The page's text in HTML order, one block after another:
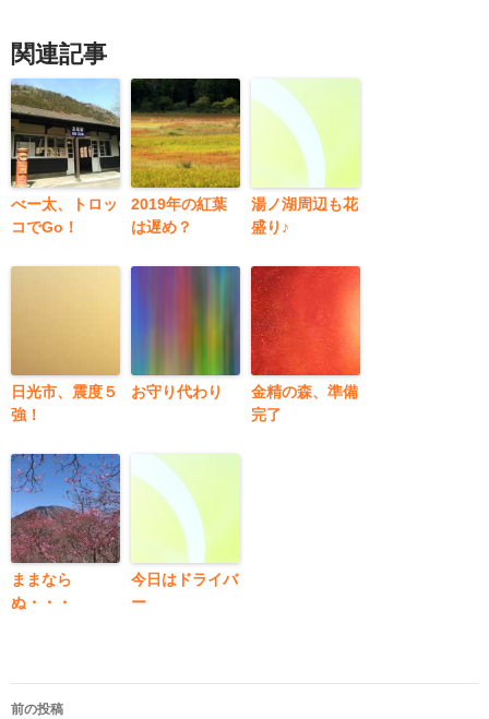
関連記事
べー太、トロッ
コでGo！
2019年の紅葉
は遅め？
湯ノ湖周辺も花
盛り♪
日光市、震度５
強！
お守り代わり
金精の森、準備
完了
ままなら
ぬ・・・
今日はドライバ
ー
投
前の投稿